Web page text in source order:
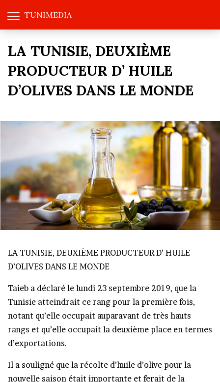
TUNIMEDIA
LA TUNISIE, DEUXIÈME
PRODUCTEUR D’ HUILE
D’OLIVES DANS LE MONDE
LA TUNISIE, DEUXIÈME PRODUCTEUR D’ HUILE
D’OLIVES DANS LE MONDE
Taieb a déclaré le lundi 23 septembre 2019, que la
Tunisie atteindrait ce rang pour la première fois,
notant qu’elle occupait auparavant de très hauts
rangs et qu’elle occupait la deuxième place en termes
d’exportations.
Il a souligné que la récolte d’huile d’olive pour la
nouvelle saison était importante et ferait de la